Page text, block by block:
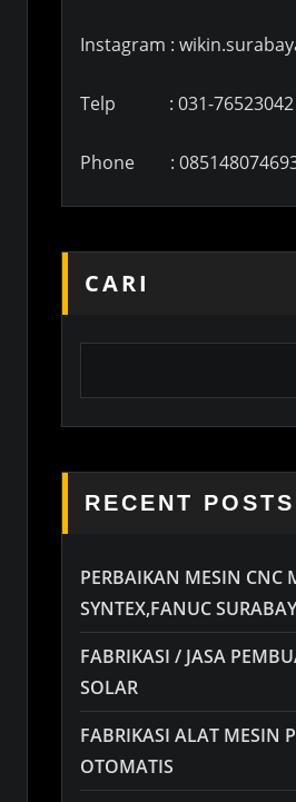
Instagram :
Telp : 031-76523042
Phone :
CARI
RECENT POSTS
PERBAIKAN MESIN CNC
SYNTEX,FANUC
FABRIKASI / JASA
SOLAR
FABRIKASI ALAT MESIN
OTOMATIS